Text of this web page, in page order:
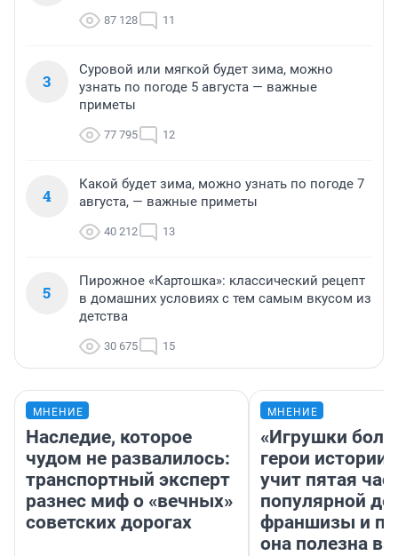
87 128 11
3
Суровой или мягкой будет зима, можно
узнать по погоде 5 августа — важные
приметы
77 795 12
4
Какой будет зима, можно узнать по погоде 7
августа, — важные приметы
40 212 13
5
Пирожное «Картошка»: классический рецепт
в домашних условиях с тем самым вкусом из
детства
30 675 15
МНЕНИЕ
Наследие, которое
чудом не развалилось:
транспортный эксперт
разнес миф о «вечных»
советских дорогах
МНЕНИЕ
«Игрушки
герои
учит пятая
популярной
франшизы и
она полезна